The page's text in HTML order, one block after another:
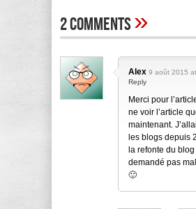
2 Comments»
Alex 9 août 2015
Reply
Merci pour
ne voir l’article
maintenant.
les blogs depuis
la refonte du blog
demandé pas
🙂